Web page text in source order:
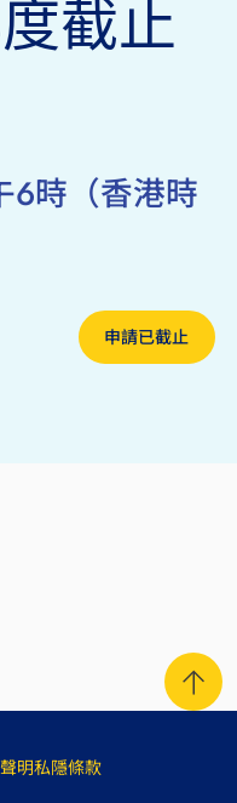
截止
6時（香港時
申請已截止
明私隱條款